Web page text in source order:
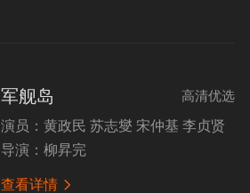
高清优选
军舰岛
演员： 黄政民 苏志燮 宋仲基 李贞贤
导演： 柳昇完
查看详情 